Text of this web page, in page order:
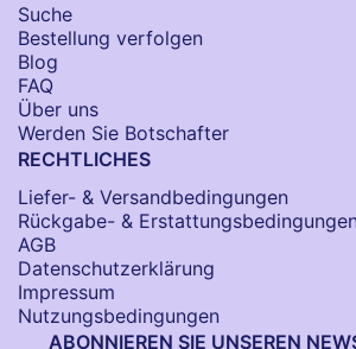
Suche
Bestellung verfolgen
Blog
FAQ
Über uns
Werden Sie Botschafter
RECHTLICHES
Liefer- & Versandbedingungen
Rückgabe- & Erstattungsbedingungen
AGB
Datenschutzerklärung
Impressum
Nutzungsbedingungen
ABONNIEREN SIE UNSEREN